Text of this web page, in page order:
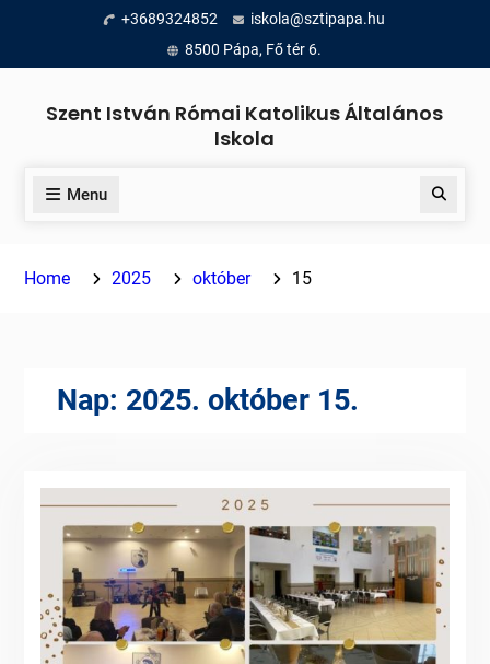
content
+3689324852
iskola@sztipapa.hu
8500 Pápa, Fő tér 6.
Szent István Római Katolikus Általános
Iskola
Menu Search
Home 2025 október 15
Nap: 2025. október 15.